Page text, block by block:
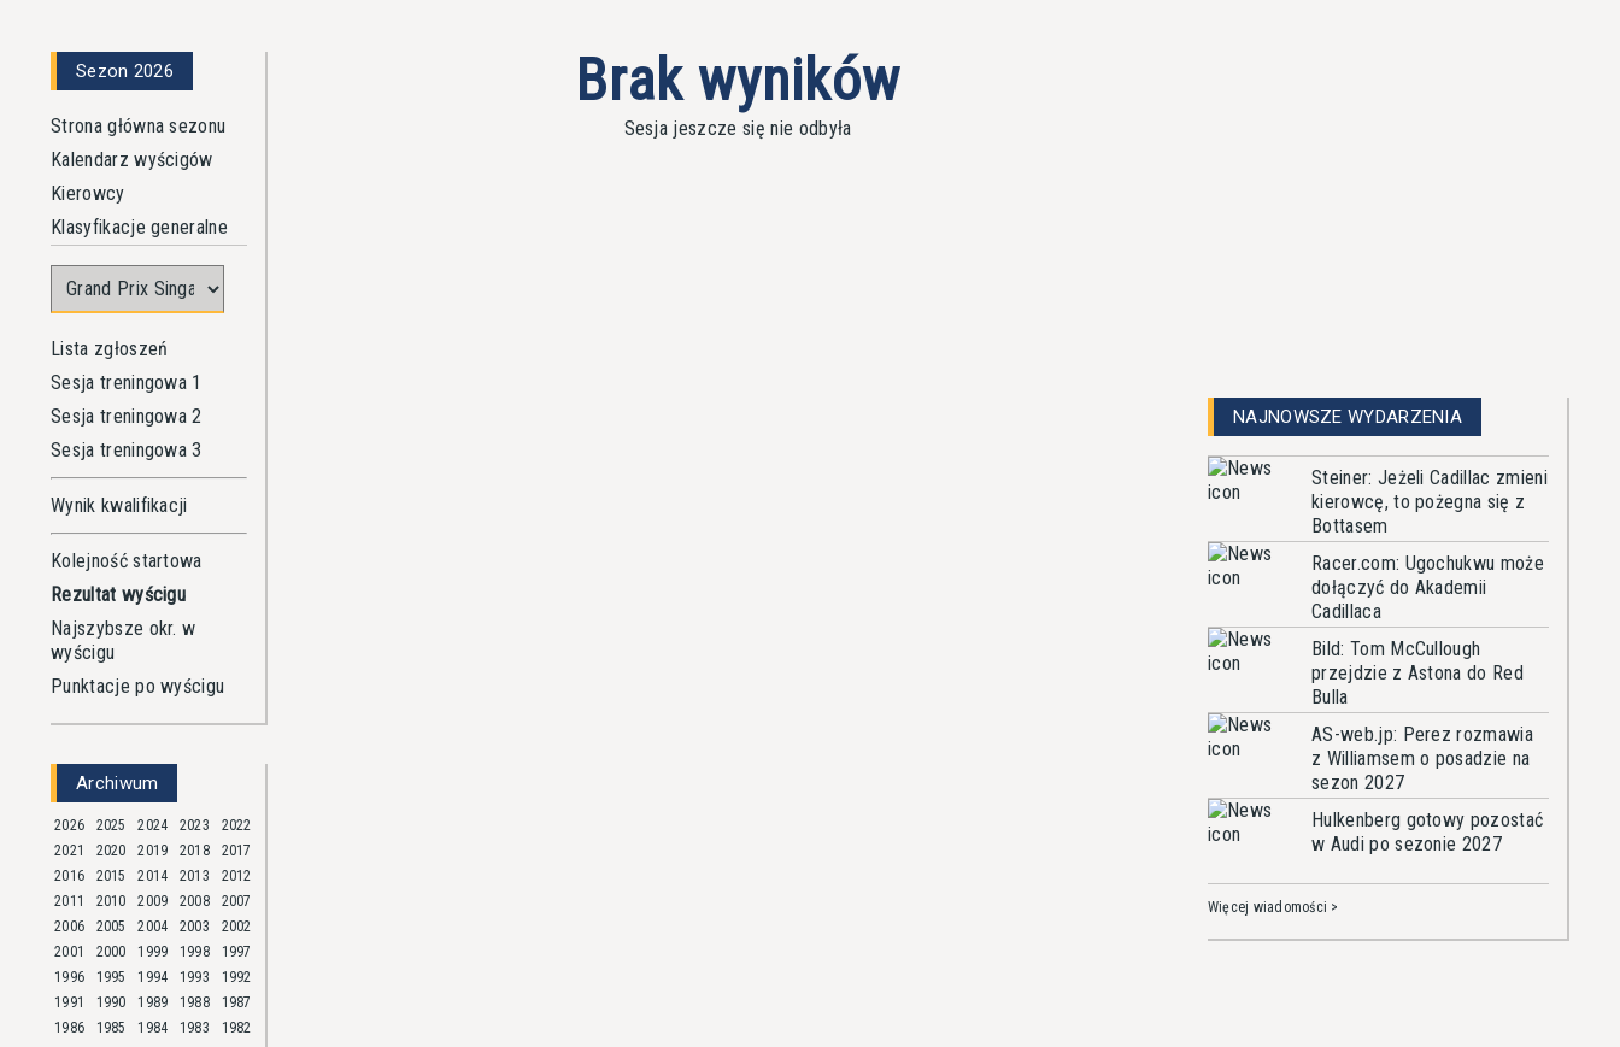
Sezon 2026
Strona główna sezonu
Kalendarz wyścigów
Kierowcy
Klasyfikacje generalne
Lista zgłoszeń
Sesja treningowa 1
Sesja treningowa 2
Sesja treningowa 3
Wynik kwalifikacji
Kolejność startowa
Rezultat wyścigu
Najszybsze okr. w
wyścigu
Punktacje po wyścigu
Archiwum
2026 2025 2024 2023
2022
2021
2020 2019 2018
2017
2016
2015 2014 2013
2012
2011
2010 2009 2008
2007
2006
2005 2004 2003
2002
2001
2000 1999 1998
1997
1996
1995 1994 1993
1992
1991
1990 1989 1988
1987
1986
1985 1984 1983
1982
Brak wyników
Sesja jeszcze się nie odbyła
NAJNOWSZE WYDARZENIA
Steiner: Jeżeli Cadillac zmieni
kierowcę, to pożegna się z
Bottasem
Racer.com: Ugochukwu może
dołączyć do Akademii
Cadillaca
Bild: Tom McCullough
przejdzie z Astona do Red
Bulla
AS-web.jp: Perez rozmawia
z Williamsem o posadzie na
sezon 2027
Hulkenberg gotowy pozostać
w Audi po sezonie 2027
Więcej wiadomości >